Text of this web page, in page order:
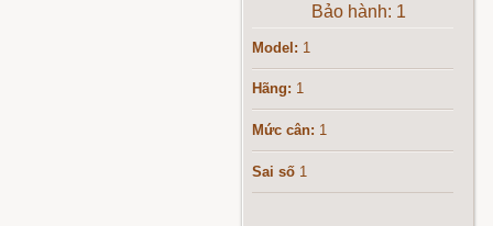
Bảo hành: 1
Model: 1
Hãng: 1
Mức cân: 1
Sai số 1